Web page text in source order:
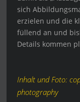
sich
erzielen und die
füllend an und
Details kommen
Inhalt und Foto:
photography